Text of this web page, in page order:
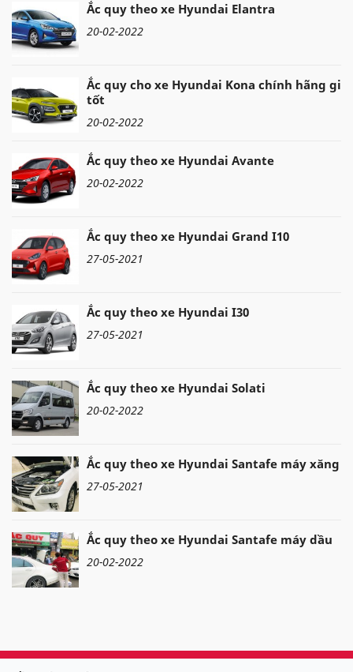
Ắc quy theo xe Hyundai Elantra
20-02-2022
Ắc quy cho xe Hyundai Kona chính hãng giá
tốt
20-02-2022
Ắc quy theo xe Hyundai Avante
20-02-2022
Ắc quy theo xe Hyundai Grand I10
27-05-2021
Ắc quy theo xe Hyundai I30
27-05-2021
Ắc quy theo xe Hyundai Solati
20-02-2022
Ắc quy theo xe Hyundai Santafe máy xăng
27-05-2021
Ắc quy theo xe Hyundai Santafe máy dầu
20-02-2022